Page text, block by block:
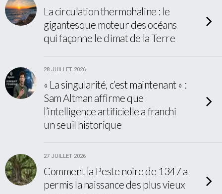
La circulation thermohaline : le
gigantesque moteur des océans
qui façonne le climat de la Terre
28 JUILLET 2026
« La singularité, c’est maintenant » :
Sam Altman affirme que
l’intelligence artificielle a franchi
un seuil historique
27 JUILLET 2026
Comment la Peste noire de 1347 a
permis la naissance des plus vieux